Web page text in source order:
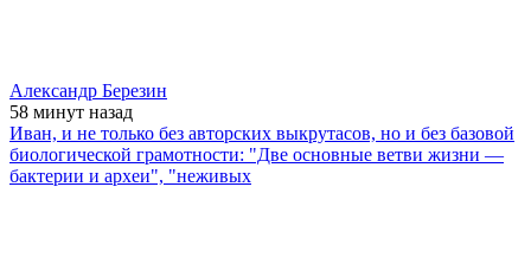
Александр Березин
58 минут назад
Иван, и не только без авторских выкрутасов, но и без базовой
биологической грамотности: "Две основные ветви жизни —
бактерии и археи", "неживых